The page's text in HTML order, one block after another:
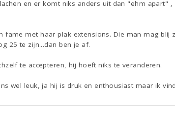
en er komt niks anders uit dan "ehm apart"
fame met haar plak extensions. Die man mag
25 te zijn...dan ben je af.
te accepteren, hij hoeft niks te veranderen.
wel leuk, ja hij is druk en enthousiast maar ik